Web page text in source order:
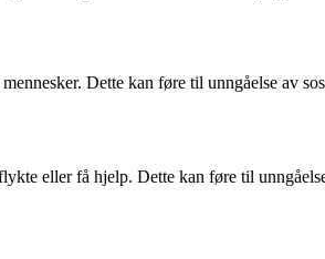
Dette kan føre til unngåelse av
eller få hjelp. Dette kan føre til